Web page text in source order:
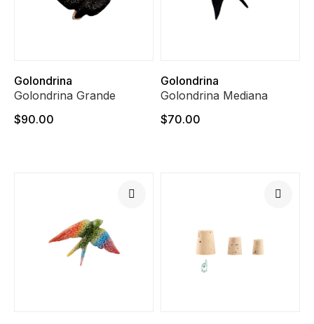
Golondrina
Golondrina Grande
$90.00
Golondrina
Golondrina Mediana
$70.00